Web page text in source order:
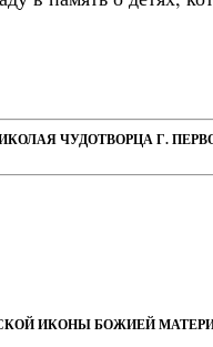
ЧУДОТВОРЦА Г.
ИКОНЫ БОЖИЕЙ